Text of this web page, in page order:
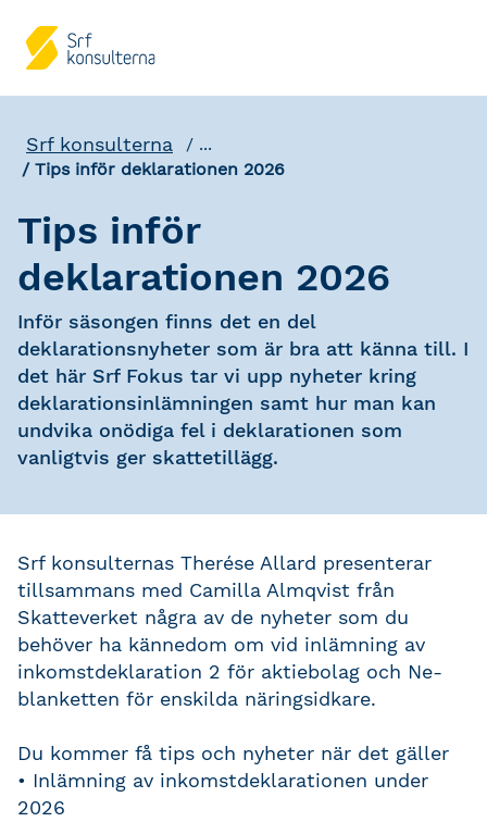
Srf konsulterna
...
Tips inför deklarationen 2026
Tips inför
deklarationen 2026
Inför säsongen finns det en del
deklarationsnyheter som är bra att känna till. I
det här Srf Fokus tar vi upp nyheter kring
deklarationsinlämningen samt hur man kan
undvika onödiga fel i deklarationen som
vanligtvis ger skattetillägg.
Srf konsulternas Therése Allard presenterar
tillsammans med Camilla Almqvist från
Skatteverket några av de nyheter som du
behöver ha kännedom om vid inlämning av
inkomstdeklaration 2 för aktiebolag och Ne-
blanketten för enskilda näringsidkare.
Du kommer få tips och nyheter när det gäller
• Inlämning av inkomstdeklarationen under
2026